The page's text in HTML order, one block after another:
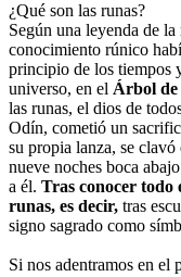
¿Qué son las runas?
Según una leyenda de
conocimiento rúnico
principio de los tiempos
universo, en el Árbol de
las runas, el dios de
Odín, cometió un
su propia lanza, se
nueve noches boca
a él. Tras conocer todo
runas, es decir, tras
signo sagrado como
Si nos adentramos en el